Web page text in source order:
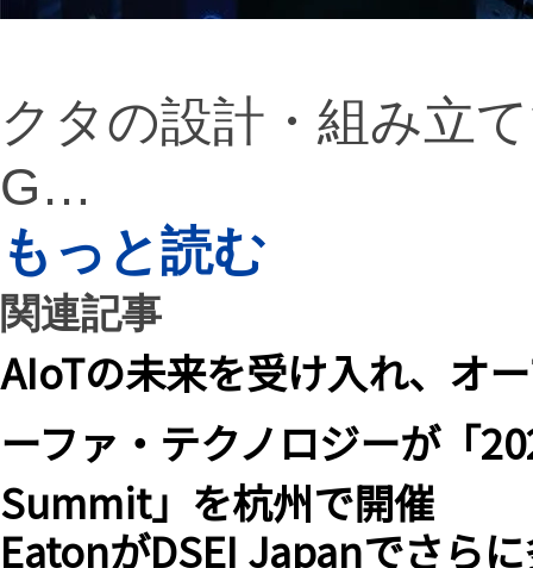
クタの設計・組み立
G…
もっと読む
関連記事
AIoTの未来を受け入れ、オ
ーファ・テクノロジーが「
Summit」を杭州で開催
EatonがDSEI Japanでさら